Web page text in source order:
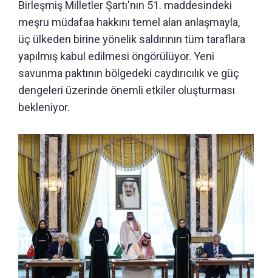
Birleşmiş Milletler Şartı'nın 51. maddesindeki
meşru müdafaa hakkını temel alan anlaşmayla,
üç ülkeden birine yönelik saldırının tüm taraflara
yapılmış kabul edilmesi öngörülüyor. Yeni
savunma paktının bölgedeki caydırıcılık ve güç
dengeleri üzerinde önemli etkiler oluşturması
bekleniyor.